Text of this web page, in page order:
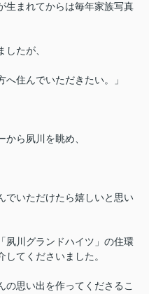
生まれてからは毎年家族写真
たが、
へ住んでいただきたい。」
ら夙川を眺め、
でいただけたら嬉しいと思い
夙川グランドハイツ」の住環
てくださいました。
の思い出を作ってくださるこ